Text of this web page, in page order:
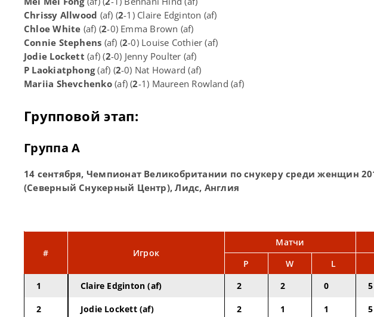
Chrissy Allwood (af) (2-1) Claire Edginton (af)
Chloe White (af) (2-0) Emma Brown (af)
Connie Stephens (af) (2-0) Louise Cothier (af)
Jodie Lockett (af) (2-0) Jenny Poulter (af)
P Laokiatphong(af) (2-0) Nat Howard (af)
Mariia Shevchenko(af) (2-1) Maureen Rowland (af)
Групповой этап:
Группа А
14 сентября, Чемпионат Великобритании по снукеру среди женщин
(Северный Снукерный Центр), Лидс, Англия
# Игрок
Матчи
P
W L
1
Claire Edginton (af) 2 2 0 5
2 Jodie Lockett (af) 2 1 1 5